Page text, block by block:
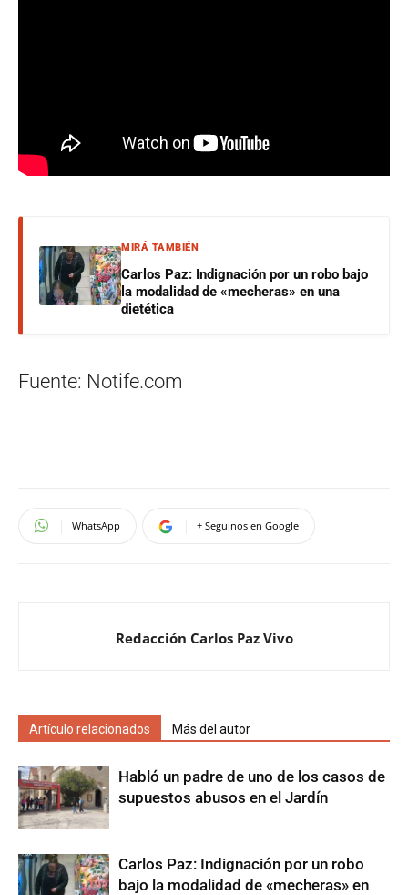
MIRÁ TAMBIÉN
Carlos Paz: Indignación por un robo bajo
la modalidad de «mecheras» en una
dietética
Fuente: Notife.com
WhatsApp + Seguinos en Google
Redacción Carlos Paz Vivo
Artículo relacionados Más del autor
Habló un padre de uno de los casos de
supuestos abusos en el Jardín
Carlos Paz: Indignación por un robo
bajo la modalidad de «mecheras» en